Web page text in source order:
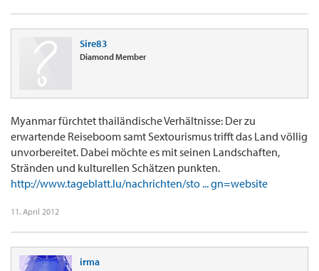
Sire83
Diamond Member
Myanmar fürchtet thailändische Verhältnisse: Der zu
erwartende Reiseboom samt Sextourismus trifft das Land völlig
unvorbereitet. Dabei möchte es mit seinen Landschaften,
Stränden und kulturellen Schätzen punkten.
http://www.tageblatt.lu/nachrichten/sto ... gn=website
11. April 2012
irma